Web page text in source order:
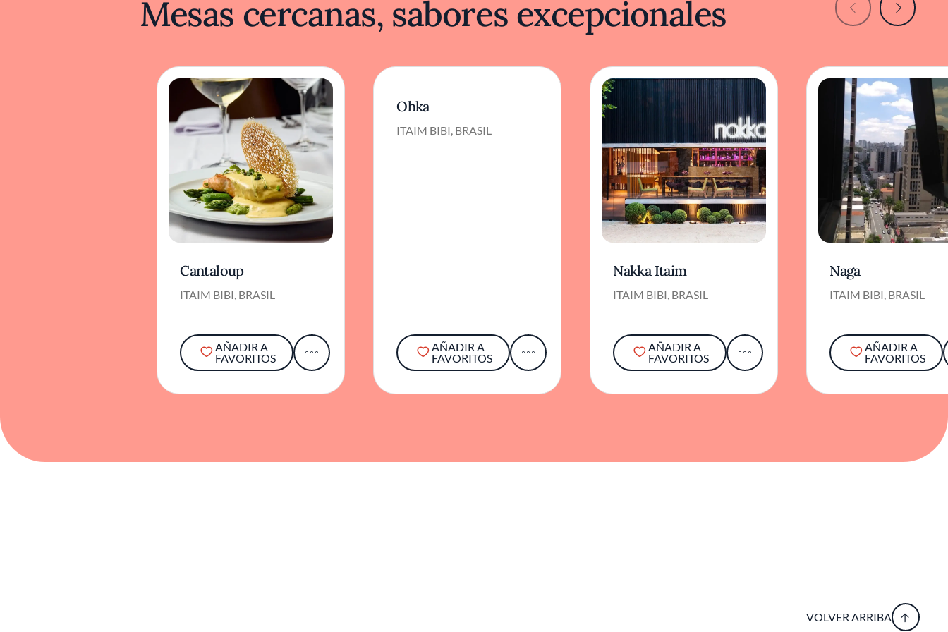
Mesas cercanas, sabores excepcionales
Cantaloup
ITAIM BIBI, BRASIL
AÑADIR A
FAVORITOS
Ohka
ITAIM BIBI, BRASIL
AÑADIR A
FAVORITOS
Nakka Itaim
ITAIM BIBI, BRASIL
AÑADIR A
FAVORITOS
Naga
ITAIM BIBI, BRASIL
AÑADIR A
FAVORITOS
VOLVER ARRIBA